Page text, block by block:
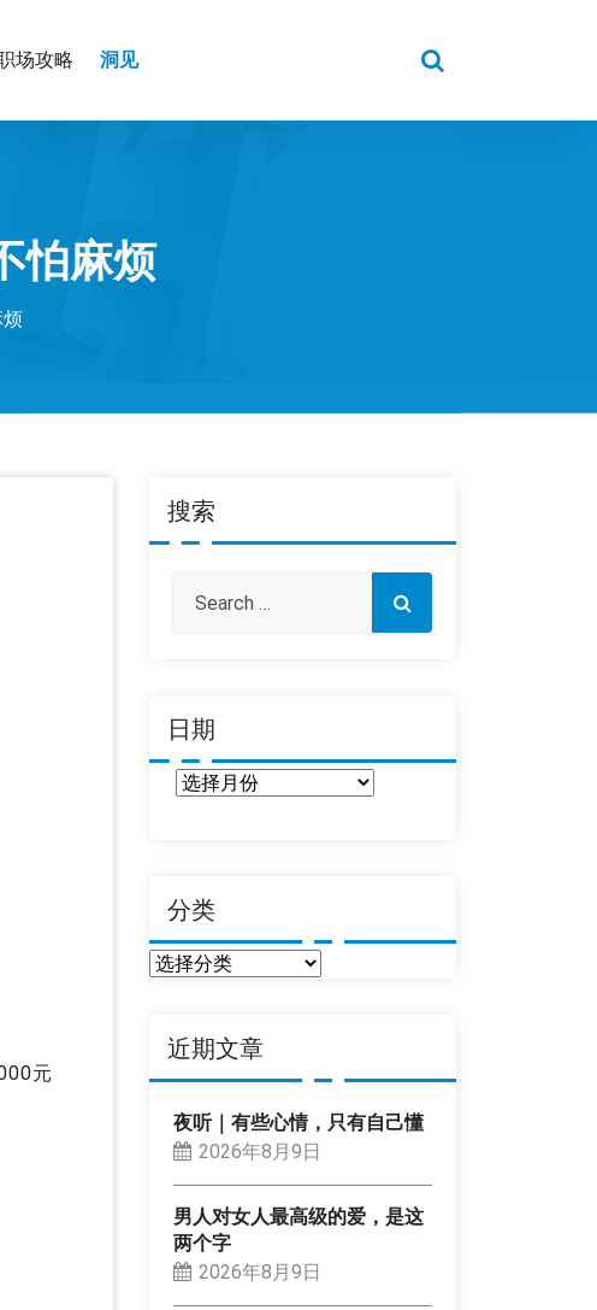
场攻略
怕麻烦
元
搜索
日期
分类
分
近期文章
夜听｜有些心情，只有自己懂
2026年8月9日
男人对女人最高级的爱，是这
两个字
2026年8月9日